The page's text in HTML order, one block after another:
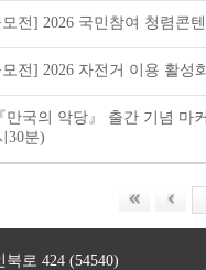
전] 2026 국민참여 청렴콘
전] 2026 자전거 이용 활성
만국의 악당』 출간 기념 마
30분)
로 424 (54540)